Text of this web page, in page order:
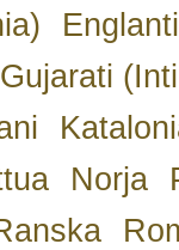
Gujarati
Norja